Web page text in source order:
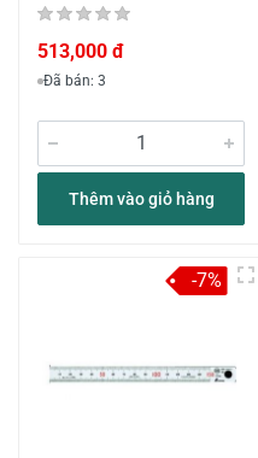
513,000 đ
Đã bán: 3
Thêm vào giỏ hàng
-7%